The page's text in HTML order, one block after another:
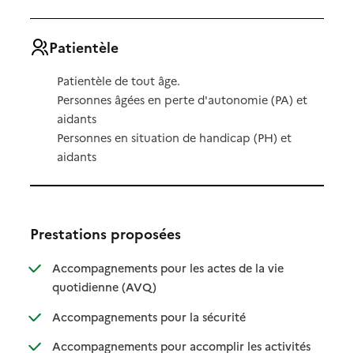
Patientèle
Patientèle de tout âge.
Personnes âgées en perte d'autonomie (PA) et
aidants
Personnes en situation de handicap (PH) et
aidants
Prestations proposées
Accompagnements pour les actes de la vie
quotidienne (AVQ): disponible
: non disponible
Accompagnements pour la sécurité: disponible
: non disponible
Accompagnements pour accomplir les activités